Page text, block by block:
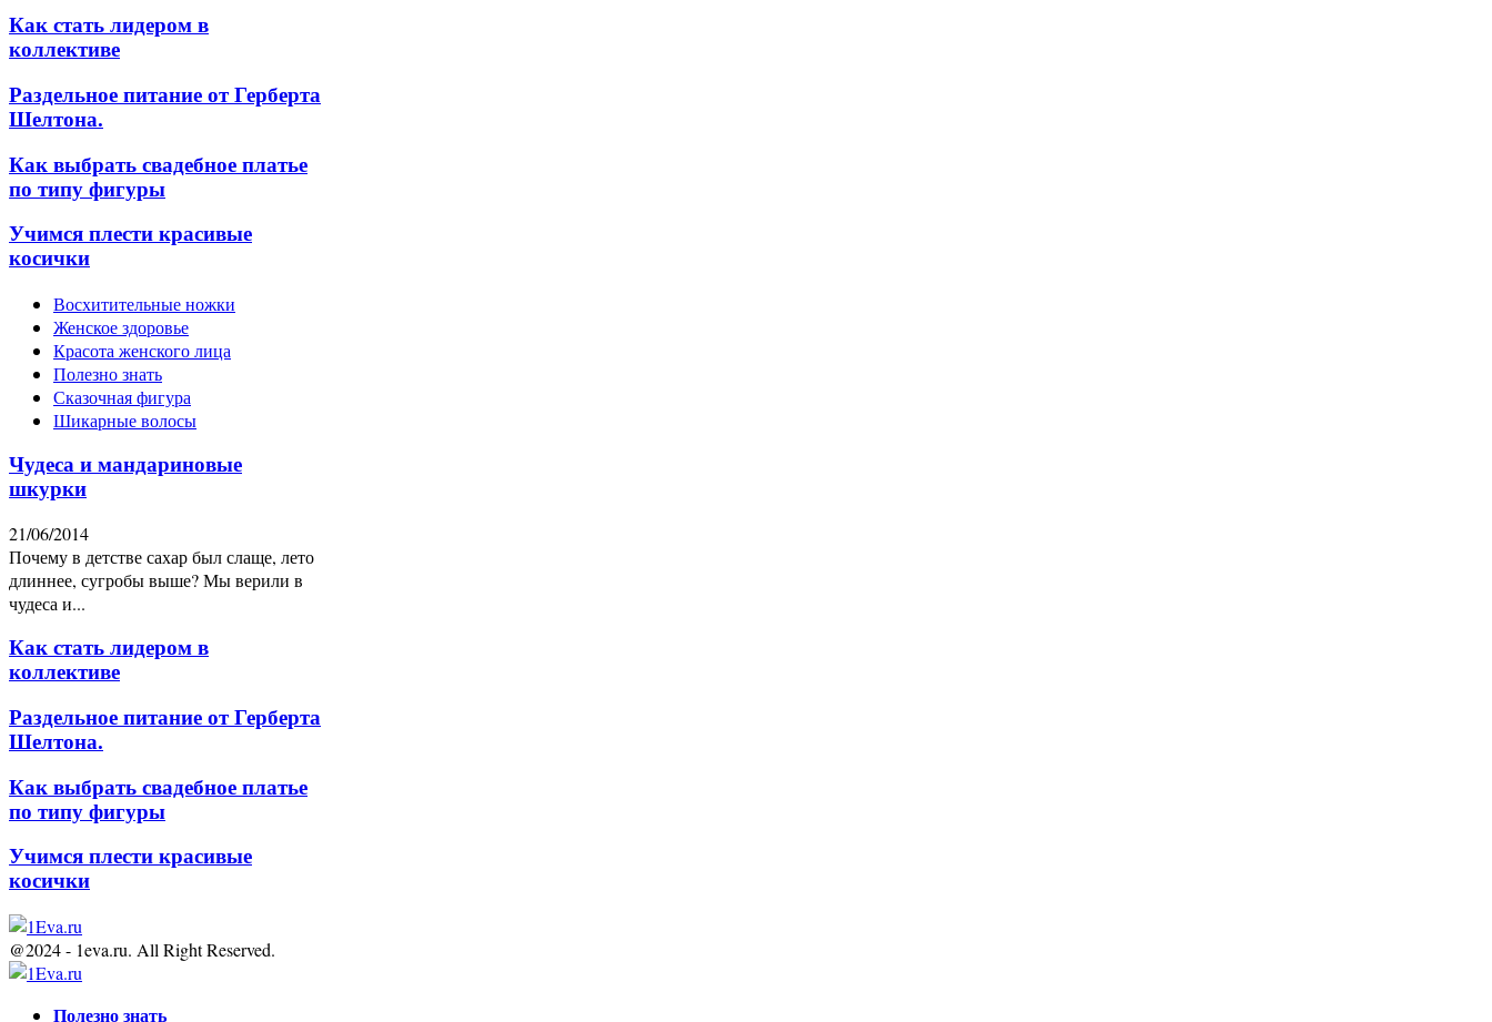
Как стать лидером в
коллективе
Раздельное питание от Герберта
Шелтона.
Как выбрать свадебное платье
по типу фигуры
Учимся плести красивые
косички
Восхитительные ножки
Женское здоровье
Красота женского лица
Полезно знать
Сказочная фигура
Шикарные волосы
Чудеса и мандариновые
шкурки
21/06/2014
Почему в детстве сахар был слаще, лето
длиннее, сугробы выше? Мы верили в
чудеса и...
Как стать лидером в
коллективе
Раздельное питание от Герберта
Шелтона.
Как выбрать свадебное платье
по типу фигуры
Учимся плести красивые
косички
@2024 - 1eva.ru. All Right Reserved.
Полезно знать